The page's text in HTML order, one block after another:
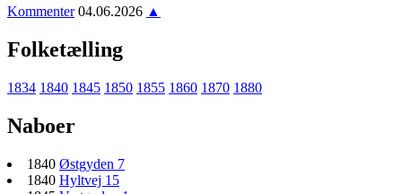
Kommenter 04.06.2026 ▲
Folketælling
1834 1840 1845 1850 1855 1860 1870 1880
Naboer
1840 Østgyden 7
1840 Hyltvej 15